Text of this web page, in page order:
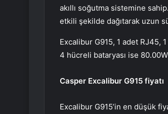
akıllı soğutma sistemine
etkili şekilde dağıtarak uzun
Excalibur G915, 1 adet RJ45,
4 hücreli bataryası ise
Casper Excalibur G915 fiyatı
Excalibur G915’in en düşük